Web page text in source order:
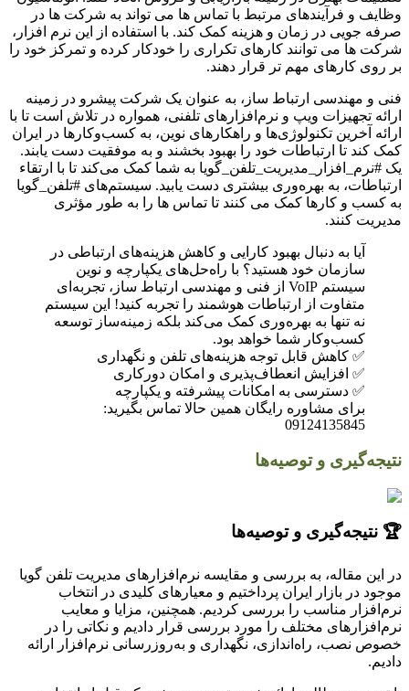
وظایف و فرآیندهای مرتبط با تماس ها می تواند به شرکت ها در
صرفه جویی در زمان و هزینه کمک کند. با استفاده از این نرم افزار،
شرکت ها می توانند کارهای تکراری را خودکار کرده و تمرکز خود را
بر روی کارهای مهم تر قرار دهند.
فنی و مهندسی ارتباط ساز، به عنوان یک شرکت پیشرو در زمینه
ارائه تجهیزات ویپ و نرم‌افزارهای تلفنی، همواره در تلاش است تا با
ارائه آخرین تکنولوژی‌ها و راهکارهای نوین، به کسب‌وکارها در ایران
کمک کند تا ارتباطات خود را بهبود بخشند و به موفقیت دست یابند.
یک #نرم_افزار_مدیریت_تلفن_گویا به شما کمک می‌کند تا با ارتقاء
ارتباطات، به بهره‌وری بیشتری دست یابید. سیستم‌های #تلفن_گویا
به کسب و کارها کمک می کنند تا تماس ها را به طور مؤثری
مدیریت کنند.
آیا به دنبال بهبود کارایی و کاهش هزینه‌های ارتباطی در
سازمان خود هستید؟ با راه‌حل‌های یکپارچه و نوین
سیستم VoIP از فنی و مهندسی ارتباط ساز، تجربه‌ای
متفاوت از ارتباطات هوشمند را تجربه کنید! این سیستم
نه تنها به بهره‌وری کمک می‌کند بلکه زمینه‌ساز توسعه
کسب‌وکار شما خواهد بود.
✅ کاهش قابل توجه هزینه‌های تلفن و نگهداری
✅ افزایش انعطاف‌پذیری و امکان دورکاری
✅ دسترسی به امکانات پیشرفته و یکپارچه
برای مشاوره رایگان همین حالا تماس بگیرید:
09124135845
نتیجه‌گیری و توصیه‌ها
🏆 نتیجه‌گیری و توصیه‌ها
در این مقاله، به بررسی و مقایسه نرم‌افزارهای مدیریت تلفن گویا
موجود در بازار ایران پرداختیم و معیارهای کلیدی در انتخاب
نرم‌افزار مناسب را بررسی کردیم. همچنین، مزایا و معایب
نرم‌افزارهای مختلف را مورد بررسی قرار دادیم و نکاتی را در
خصوص نصب، راه‌اندازی، نگهداری و به‌روزرسانی نرم‌افزار ارائه
دادیم.